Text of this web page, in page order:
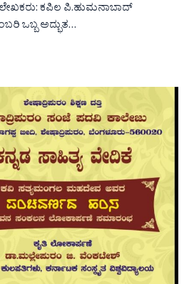
ಕಪಿಲ ಪಿ.ಹುಮನಾಬಾದ್
ಒಬ್ಬ ಅದ್ಭುತ…